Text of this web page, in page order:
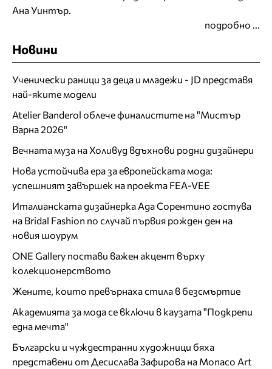
Ана Уинтър.
подробно ...
Новини
Ученически раници за деца и младежи - JD представя
най-яките модели
Atelier Banderol облече финалистите на "Мистър
Варна 2026"
Вечната муза на Холивуд вдъхнови родни дизайнери
Нова устойчива ера за европейската мода:
успешният завършек на проекта FEA-VEE
Италианската дизайнерка Ада Сорентино гостува
на Bridal Fashion по случай първия рожден ден на
новия шоурум
ONE Gallery постави важен акцент върху
колекционерството
Жените, които превърнаха стила в безсмъртие
Академията за мода се включи в каузата "Подкрепи
една мечта"
Български и чуждестранни художници бяха
представени от Десислава Зафирова на Monaco Art